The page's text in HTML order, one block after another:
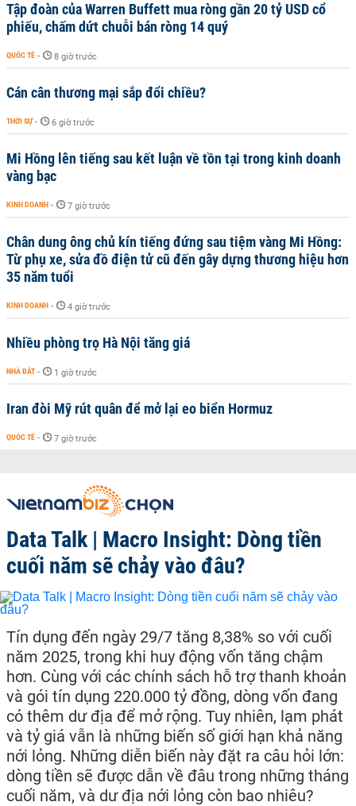
Tập đoàn của Warren Buffett mua ròng gần 20 tỷ USD cổ
phiếu, chấm dứt chuỗi bán ròng 14 quý
QUỐC TẾ - 8 giờ trước
Cán cân thương mại sắp đổi chiều?
THỜI SỰ - 6 giờ trước
Mi Hồng lên tiếng sau kết luận về tồn tại trong kinh doanh
vàng bạc
KINH DOANH - 7 giờ trước
Chân dung ông chủ kín tiếng đứng sau tiệm vàng Mi Hồng:
Từ phụ xe, sửa đồ điện tử cũ đến gây dựng thương hiệu hơn
35 năm tuổi
KINH DOANH - 4 giờ trước
Nhiều phòng trọ Hà Nội tăng giá
NHÀ ĐẤT - 1 giờ trước
Iran đòi Mỹ rút quân để mở lại eo biển Hormuz
QUỐC TẾ - 7 giờ trước
Data Talk | Macro Insight: Dòng tiền
cuối năm sẽ chảy vào đâu?
Tín dụng đến ngày 29/7 tăng 8,38% so với cuối
năm 2025, trong khi huy động vốn tăng chậm
hơn. Cùng với các chính sách hỗ trợ thanh khoản
và gói tín dụng 220.000 tỷ đồng, dòng vốn đang
có thêm dư địa để mở rộng. Tuy nhiên, lạm phát
và tỷ giá vẫn là những biến số giới hạn khả năng
nới lỏng. Những diễn biến này đặt ra câu hỏi lớn:
dòng tiền sẽ được dẫn về đâu trong những tháng
cuối năm, và dư địa nới lỏng còn bao nhiêu?